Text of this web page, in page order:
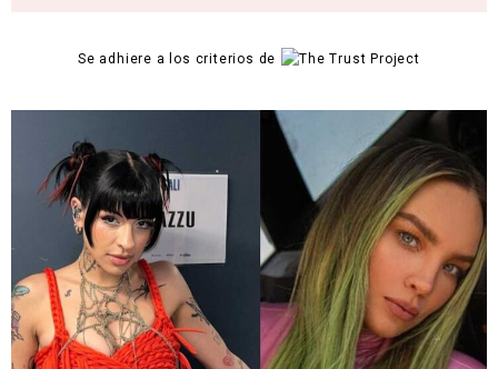
Se adhiere a los criterios de